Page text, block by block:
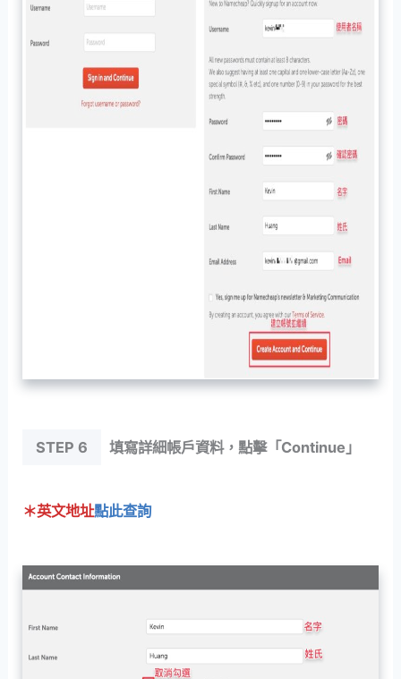
STEP 6 填寫詳細帳戶資料，點擊「Continue」
＊英文地址點此查詢